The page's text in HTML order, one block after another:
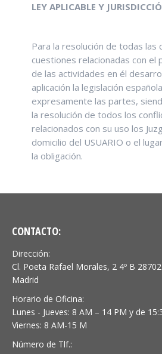
LEY APLICABLE Y
Para la resolución de todas las
cuestiones relacionadas con
de las actividades en él
aplicación la legislación
expresamente las partes,
la resolución de todos los
relacionados con su uso los
domicilio del USUARIO o el
la obligación.
CONTACTO:
Dirección:
Cl. Poeta Rafael Morales, 2 4º B
Madrid
Horario de Oficina:
Lunes - Jueves: 8 AM – 14 PM y de
Viernes: 8 AM-15 M
Número de Tlf.: